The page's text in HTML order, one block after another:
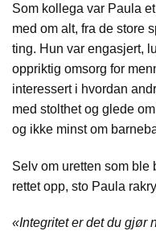
Som kollega var Paula
med om alt, fra de store
ting. Hun var engasjert,
oppriktig omsorg for
interessert i hvordan
med stolthet og glede
og ikke minst om
Selv om uretten som ble
rettet opp, sto Paula
«Integritet er det du gjør